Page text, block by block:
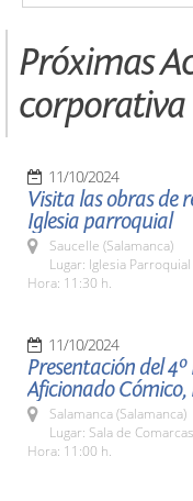
Próximas
corporativa
11/10/2024
Visita las obras de
Iglesia parroquial
Saucelle (Salamanca)
Lugar: Iglesia Parroquial
Hora: 11:30 h.
11/10/2024
Presentación del
Aficionado Cómico,
Salamanca (Salamanca)
Lugar: Sala de
Hora: 11:00 h.